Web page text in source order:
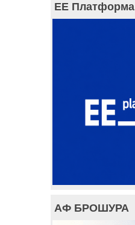
ЕЕ Платформа
АФ БРОШУРА